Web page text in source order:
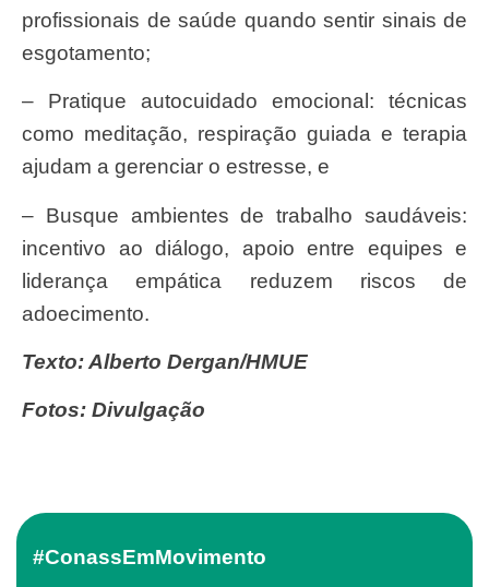
profissionais de saúde quando sentir sinais de
esgotamento;
– Pratique autocuidado emocional: técnicas
como meditação, respiração guiada e terapia
ajudam a gerenciar o estresse, e
– Busque ambientes de trabalho saudáveis:
incentivo ao diálogo, apoio entre equipes e
liderança empática reduzem riscos de
adoecimento.
Texto: Alberto Dergan/HMUE
Fotos: Divulgação
#ConassEmMovimento